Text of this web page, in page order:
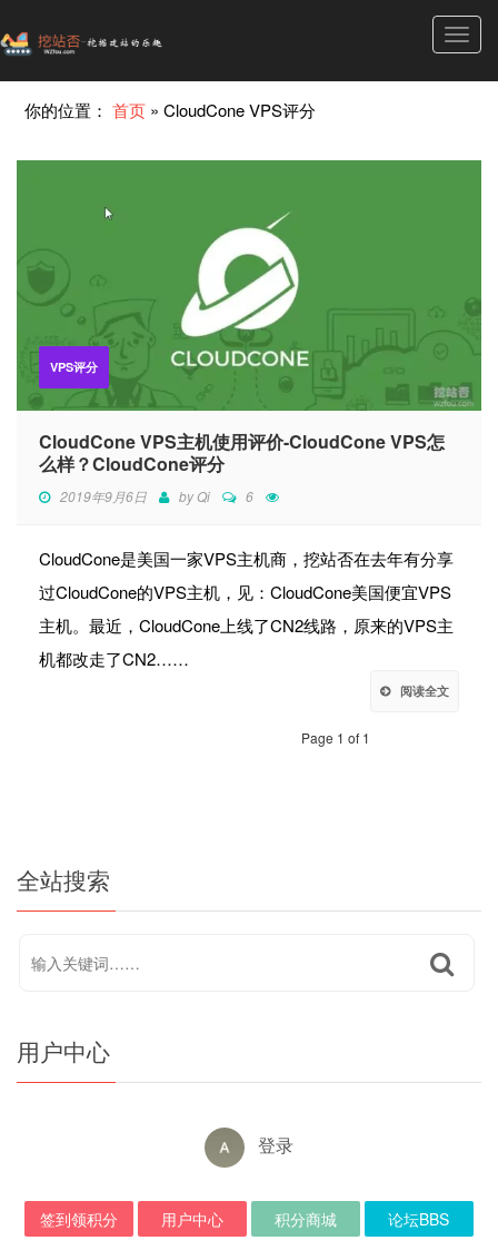
你的位置：首页 »CloudCone VPS评分
VPS评分
CloudCone VPS主机使用评价-CloudCone VPS怎
么样？CloudCone评分
2019年9月6日 byQi 6
CloudCone是美国一家VPS主机商，挖站否在去年有分享
过CloudCone的VPS主机，见：CloudCone美国便宜VPS
主机。最近，CloudCone上线了CN2线路，原来的VPS主
机都改走了CN2……
阅读全文
Page 1 of 1
全站搜索
用户中心
登录
签到领积分 用户中心 积分商城 论坛BBS